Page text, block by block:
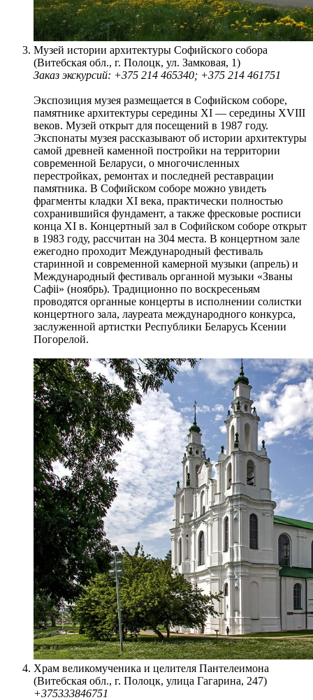
Музей истории архитектуры Софийского собора
(Витебская обл., г. Полоцк, ул. Замковая, 1)
Заказ экскурсий: +375 214 465340; +375 214 461751
Экспозиция музея размещается в Софийском соборе,
памятнике архитектуры середины XI — середины XVIII
веков. Музей открыт для посещений в 1987 году.
Экспонаты музея рассказывают об истории архитектуры
самой древней каменной постройки на территории
современной Беларуси, о многочисленных
перестройках, ремонтах и последней реставрации
памятника. В Софийском соборе можно увидеть
фрагменты кладки ХІ века, практически полностью
сохранившийся фундамент, а также фресковые росписи
конца ХІ в. Концертный зал в Софийском соборе открыт
в 1983 году, рассчитан на 304 места. В концертном зале
ежегодно проходит Международный фестиваль
старинной и современной камерной музыки (апрель) и
Международный фестиваль органной музыки «Званы
Сафіі» (ноябрь). Традиционно по воскресеньям
проводятся органные концерты в исполнении солистки
концертного зала, лауреата международного конкурса,
заслуженной артистки Республики Беларусь Ксении
Погорелой.
Храм великомученика и целителя Пантелеимона
(Витебская обл., г. Полоцк, улица Гагарина, 247)
+375333846751